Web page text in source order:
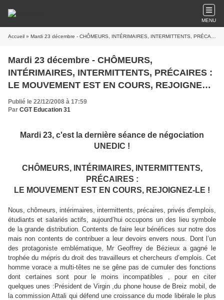
MENU
Accueil » Mardi 23 décembre - CHÔMEURS, INTÉRIMAIRES, INTERMITTENTS, PRÉCAIRES : LE MOUVEMENT EST EN COURS, REJOIGNEZ-LE !
Mardi 23 décembre - CHÔMEURS,
INTÉRIMAIRES, INTERMITTENTS, PRÉCAIRES :
LE MOUVEMENT EST EN COURS, REJOIGNEZ-
LE !
Publié le 22/12/2008 à 17:59
Par CGT Education 31
Mardi 23, c'est la dernière séance de négociation
UNEDIC !
CHÔMEURS, INTÉRIMAIRES, INTERMITTENTS,
PRÉCAIRES :
LE MOUVEMENT EST EN COURS, REJOIGNEZ-LE !
Nous, chômeurs, intérimaires, intermittents, précaires, privés d'emplois,
étudiants et salariés actifs, aujourd’hui occupons un des lieu symbole
de la grande distribution. Contents de faire leur bénéfices sur notre dos
mais non contents de contribuer a leur devoirs envers nous. Dont l’un
des protagoniste emblématique, Mr Geoffrey de Bézieux a gagné le
trophée du mépris du droit des travailleurs et chercheurs d’emplois. Cet
homme vorace a multi-têtes ne se gêne pas de cumuler des fonctions
dont certaines sont pour le moins incompatibles , pour en citer
quelques unes :Président de Virgin ,du phone house de Breiz mobil, de
la commission Attali qui défend une croissance du mode libérale le plus